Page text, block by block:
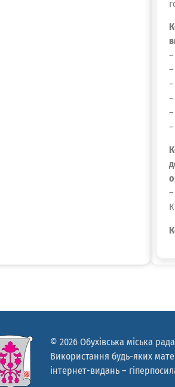
–
–
–
–
–
–
© 2026 Обухівська міська
Використання будь-яких
інтернет-видань –